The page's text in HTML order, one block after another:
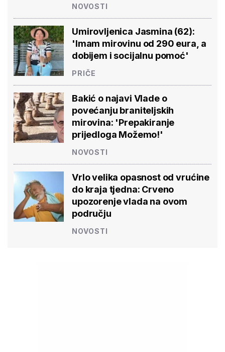
NOVOSTI
Umirovljenica Jasmina (62):
'Imam mirovinu od 290 eura, a
dobijem i socijalnu pomoć'
PRIČE
Bakić o najavi Vlade o
povećanju braniteljskih
mirovina: 'Prepakiranje
prijedloga Možemo!'
NOVOSTI
Vrlo velika opasnost od vrućine
do kraja tjedna: Crveno
upozorenje vlada na ovom
području
NOVOSTI